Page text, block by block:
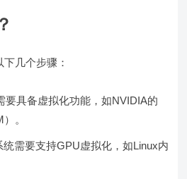
几个步骤：
要具备虚拟化功能，如NVIDIA的
。
需要支持GPU虚拟化，如Linux内